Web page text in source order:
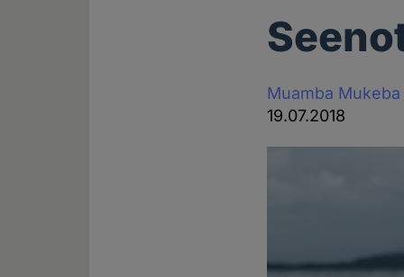
Muamba Mukeba
19.07.2018